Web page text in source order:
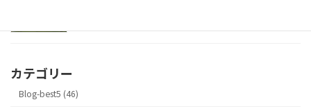
カテゴリー
Blog-best5 (46)